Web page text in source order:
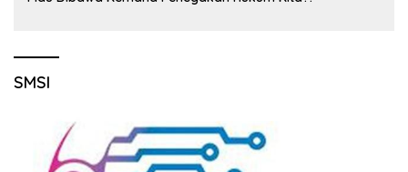
SMSI